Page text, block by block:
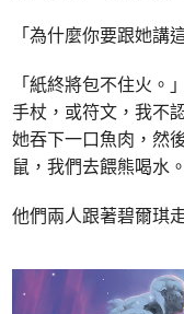
「為什麼你要跟她講
「紙終將包不住火。
手杖，或符文，我不
她吞下一口魚肉，然
鼠，我們去餵熊喝水。
他們兩人跟著碧爾琪